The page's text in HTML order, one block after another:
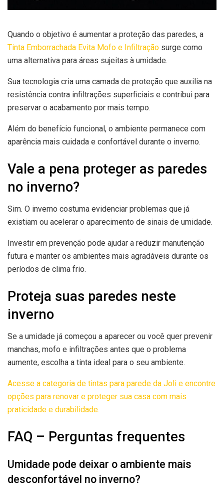
Quando o objetivo é aumentar a proteção das paredes, a
Tinta Emborrachada Evita Mofo e Infiltração surge como
uma alternativa para áreas sujeitas à umidade.
Sua tecnologia cria uma camada de proteção que auxilia na
resistência contra infiltrações superficiais e contribui para
preservar o acabamento por mais tempo.
Além do benefício funcional, o ambiente permanece com
aparência mais cuidada e confortável durante o inverno.
Vale a pena proteger as paredes
no inverno?
Sim. O inverno costuma evidenciar problemas que já
existiam ou acelerar o aparecimento de sinais de umidade.
Investir em prevenção pode ajudar a reduzir manutenção
futura e manter os ambientes mais agradáveis durante os
períodos de clima frio.
Proteja suas paredes neste
inverno
Se a umidade já começou a aparecer ou você quer prevenir
manchas, mofo e infiltrações antes que o problema
aumente, escolha a tinta ideal para o seu ambiente.
Acesse a categoria de tintas para parede da Joli e encontre
opções para renovar e proteger sua casa com mais
praticidade e durabilidade.
FAQ – Perguntas frequentes
Umidade pode deixar o ambiente mais
desconfortável no inverno?